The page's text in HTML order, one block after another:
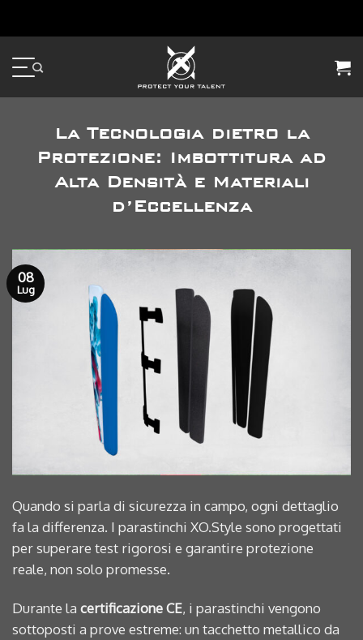
La Tecnologia dietro la
Protezione: Imbottitura ad
Alta Densità e Materiali
d’Eccellenza
08
Lug
Quando si parla di sicurezza in campo, ogni dettaglio
fa la differenza. I parastinchi XO.Style sono progettati
per superare test rigorosi e garantire protezione
reale, non solo promesse.
Durante la certificazione CE, i parastinchi vengono
sottoposti a prove estreme: un tacchetto metallico da